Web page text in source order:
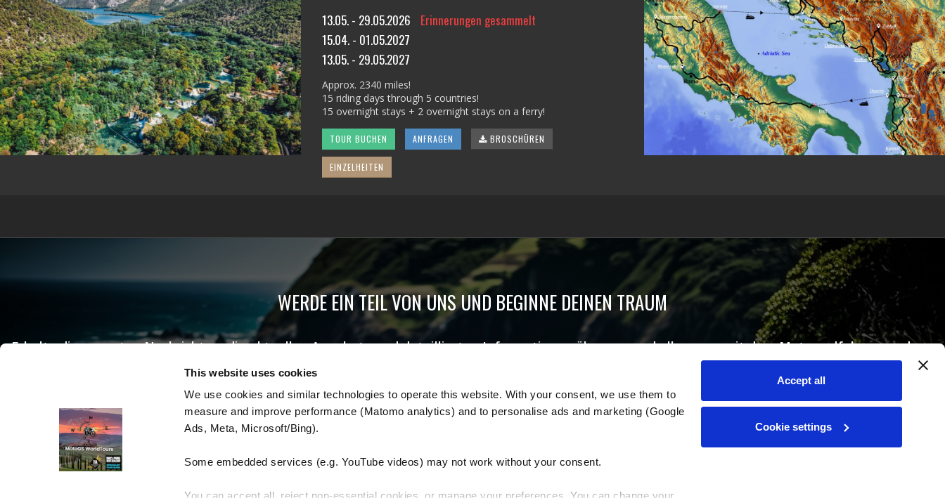
This website uses cookies
We use cookies and similar technologies to operate this website. With your consent, we use them to
measure and improve performance (Matomo analytics) and to personalise ads and marketing (Google
Ads, Meta, Microsoft/Bing).
Some embedded services (e.g. YouTube videos) may not work without your consent.
Accept all
Cookie settings
13.05. - 29.05.2026
Erinnerungen gesammelt
15.04. - 01.05.2027
13.05. - 29.05.2027
Approx. 2340 miles!
15 riding days through 5 countries!
15 overnight stays + 2 overnight stays on a ferry!
TOUR BUCHEN ANFRAGEN BROSCHÜREN
EINZELHEITEN
WERDE EIN TEIL VON UNS UND BEGINNE DEINEN TRAUM
Erhalte die neuesten Nachrichten, die aktuellen Angebote und detaillierten Informationen über uns und alles, was mit dem Motorradfahren rund um
E-mail*
Nachname